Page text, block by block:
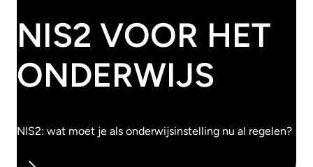
NIS2 VOOR HET
ONDERWIJS
NIS2: wat moet je als onderwijsinstelling nu al regelen?